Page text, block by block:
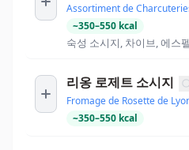
Assortiment de
~350–550 kcal
숙성 소시지, 차이브, 에스
리옹 로제트 소시지
Fromage de Rosette de
~350–550 kcal